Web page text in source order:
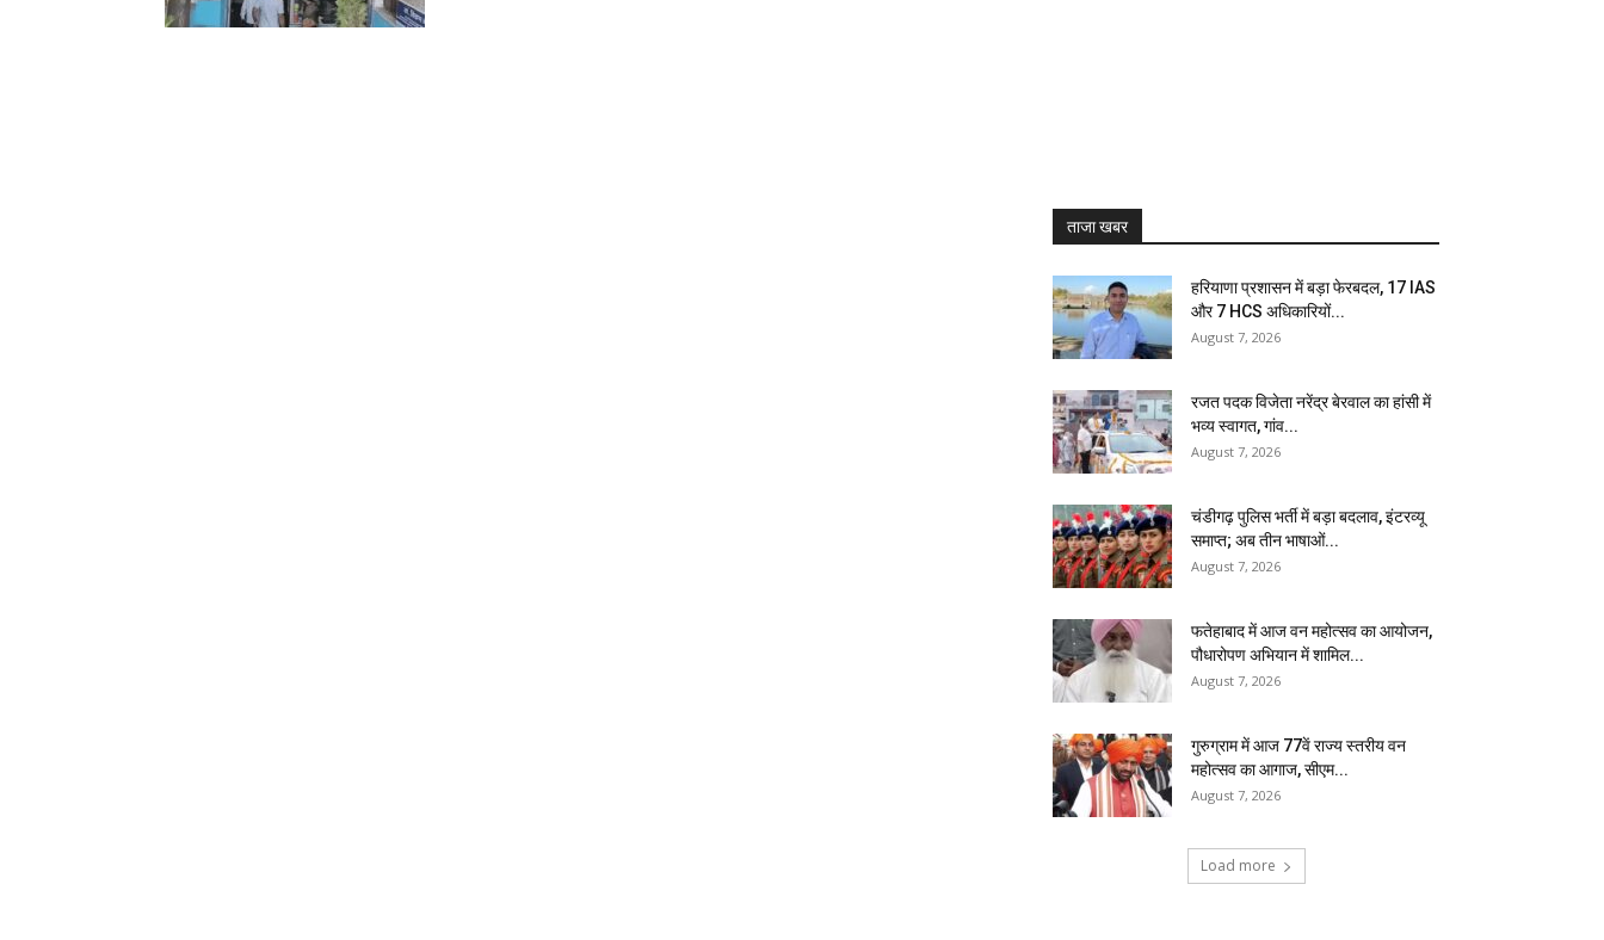
ताजा खबर
हरियाणा प्रशासन में बड़ा फेरबदल, 17 IAS
और 7 HCS अधिकारियों...
August 7, 2026
रजत पदक विजेता नरेंद्र बेरवाल का हांसी में
भव्य स्वागत, गांव...
August 7, 2026
चंडीगढ़ पुलिस भर्ती में बड़ा बदलाव, इंटरव्यू
समाप्त; अब तीन भाषाओं...
August 7, 2026
फतेहाबाद में आज वन महोत्सव का आयोजन,
पौधारोपण अभियान में शामिल...
August 7, 2026
गुरुग्राम में आज 77वें राज्य स्तरीय वन
महोत्सव का आगाज, सीएम...
August 7, 2026
Load more